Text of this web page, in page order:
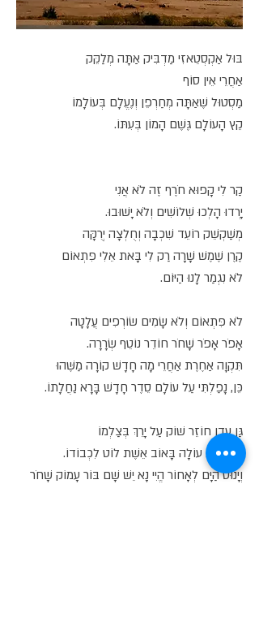
בּוּל אַקְסְטֵאזִי מַדְבִּיק אַתָּה מְלַקֵּק
אַחֲרֵי אֵין סוֹף
מַסְטוּל שֶׁאַתָּה מְחַרְפֵן וְנֶעֱלָם בְּעוֹלָמוֹ
קֵץ הָעוֹלָם גֶּשֶׁם הָמוֹן בְּעִתּוֹ.
קַר לִי קָפוּא חֹרֶף זֶה לֹא אֲנִי
יָרְדוּ הָלְכוּ שְׁלוֹשִׁים וְלֹא יָשׁוּבוּ.
מְשַׁקְשֵׁק רוֹעֵד שִׁכְבָה וְחֻלְצָה יְרֻקָּה
קֶרֶן שֶׁמֶשׁ שָׁרָה רַק לִי בָּאת אֵלִי פִּתְאוֹם
לֹא נִגְמַר לָנוּ הַיּוֹם.
לֹא פִּתְאוֹם וְלֹא שָׂמִים שׂוֹרְפִים עֲלָטָה
אָפֹר אָפֹר שָׁחֹר חוֹדֵר נוֹטֵף שְׂרָרָה.
תִּקְוָה אַחֶרֶת אַחֲרֵי מָה חָדָשׁ קוֹרָה מַשֶּׁהוּ
כֵּן, נָפַלְתִּי עַל עוֹלָם סֵדֶר חָדָשׁ בָּרָא נַחֲלָתוֹ.
גַּן עֵדֶן חוֹזֵר שׁוֹק עַל יָרֵךְ בְּצַלְמוֹ
הִנֵּה אַתְּ עוֹלָה בָּאוֹב אֵשֶׁת לוֹט לִכְבוֹדוֹ.
וְיָנוּס הַיָּם לְאָחוֹר הֱיִי נָא יֵשׁ שָׁם בּוֹר עָמוֹק שָׁחֹר